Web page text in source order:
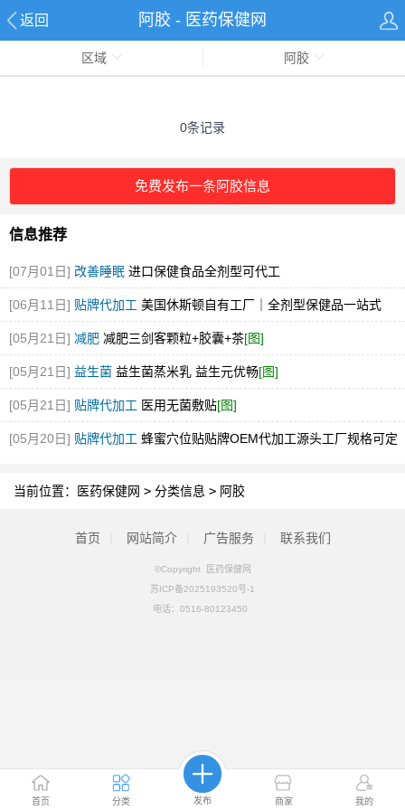
返回 阿胶 - 医药保健网
首页 分类 发布 商家 我的
区域 阿胶
0条记录
免费发布一条阿胶信息
信息推荐
[07月01日] 改善睡眠 进口保健食品全剂型可代工
[06月11日] 贴牌代加工 美国休斯顿自有工厂｜全剂型保健品一站式
OEM/ODM代工
[05月21日] 减肥 减肥三剑客颗粒+胶囊+茶[图]
[05月21日] 益生菌 益生菌蒸米乳 益生元优畅[图]
[05月21日] 贴牌代加工 医用无菌敷贴[图]
[05月20日] 贴牌代加工 蜂蜜穴位贴贴牌OEM代加工源头工厂规格可定
当前位置：
医药保健网 > 分类信息 > 阿胶
首页 网站简介 广告服务 联系我们
©Copyright 医药保健网
苏ICP备2025193520号-1
电话： 0516-80123450